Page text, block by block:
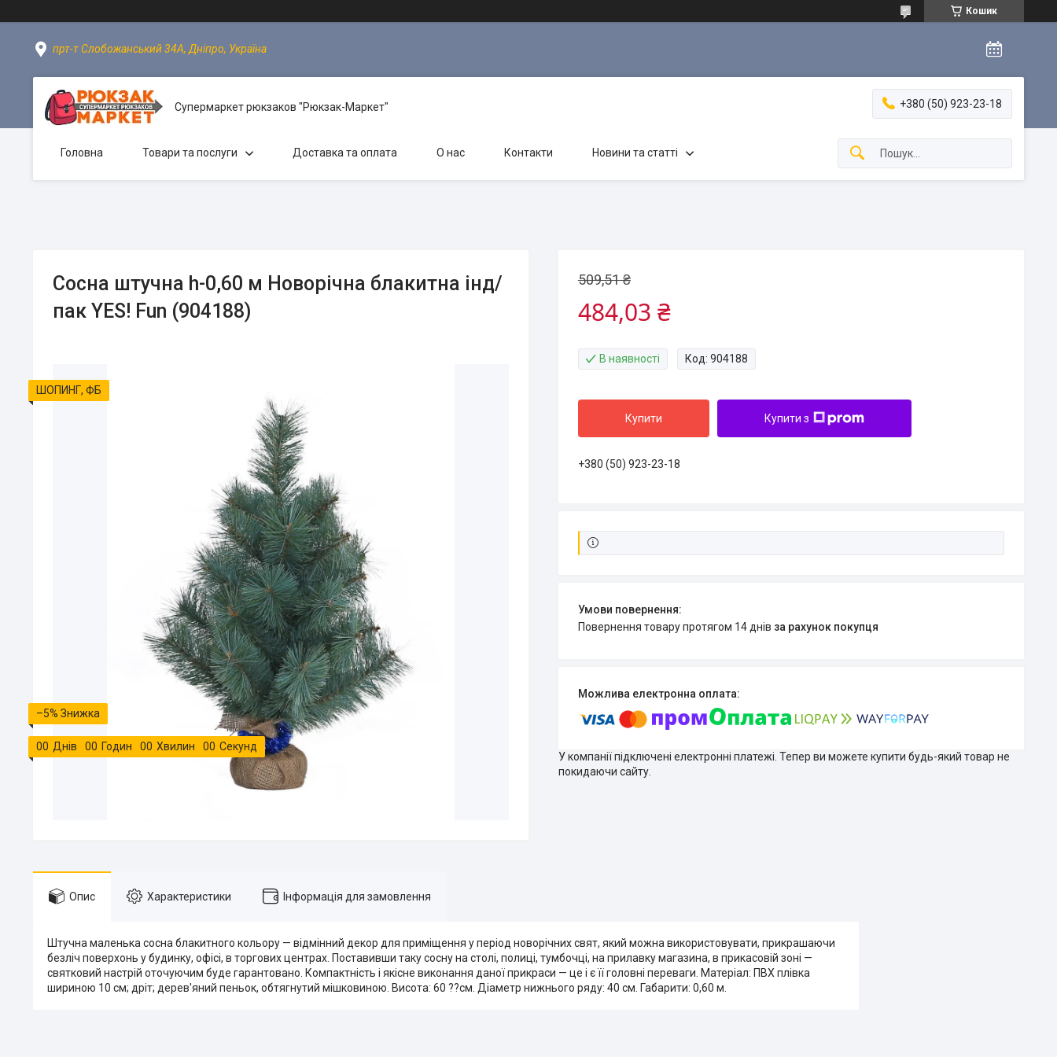
Кошик
прт-т Слобожанський 34А, Дніпро, Україна
Супермаркет рюкзаков "Рюкзак-Маркет" +380 (50) 923-23-18
Головна Товари та послуги Доставка та оплата О нас Контакти Новини та статті
Сосна штучна h-0,60 м Новорічна блакитна інд/
пак YES! Fun (904188)
ШОПИНГ, ФБ
–5%
00 Днів 00 Годин 00 Хвилин 00 Секунд
509,51 ₴
484,03 ₴
В наявності Код: 904188
Купити Купити з
+380 (50) 923-23-18
повернення товару протягом 14 днів за рахунок покупця
У компанії підключені електронні платежі. Тепер ви можете купити будь-який товар не
покидаючи сайту.
Опис Характеристики Інформація для замовлення
Штучна маленька сосна блакитного кольору — відмінний декор для приміщення у період новорічних свят, який можна використовувати, прикрашаючи
безліч поверхонь у будинку, офісі, в торгових центрах. Поставивши таку сосну на столі, полиці, тумбочці, на прилавку магазина, в прикасовій зоні —
святковий настрій оточуючим буде гарантовано. Компактність і якісне виконання даної прикраси — це і є її головні переваги. Матеріал: ПВХ плівка
шириною 10 см; дріт; дерев'яний пеньок, обтягнутий мішковиною. Висота: 60 ??см. Діаметр нижнього ряду: 40 см. Габарити: 0,60 м.